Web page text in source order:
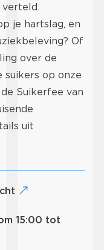
je hartslag, en
Of
over de
suikers op onze
Suikerfee van
uit